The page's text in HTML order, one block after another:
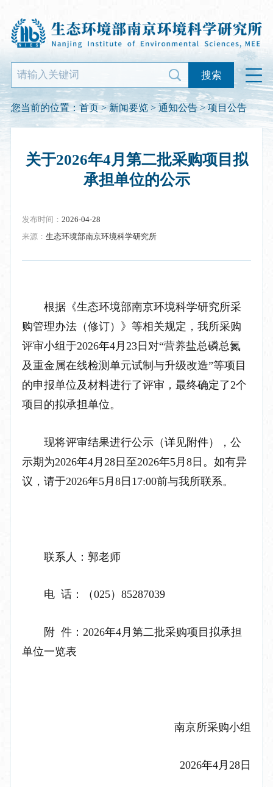
搜索
您当前的位置： 首页>新闻要览>通知公告>项目公告
关于2026年4月第二批采购项目拟
承担单位的公示
发布时间： 2026-04-28
来源： 生态环境部南京环境科学研究所
根据《生态环境部南京环境科学研究所采
购管理办法（修订）》等相关规定，我所采购
评审小组于2026年4月 23日对“营养盐总磷总氮
及重金属在线检测单元试制与升级改造”等项目
的申报单位及材料进行了评审，最终确定了2个
项目的拟承担单位。
现将评审结果进行公示（详见附件），公
示期为2026年4月 28日至2026年5月 8日。如有异
议，请于2026年5月 8日 17:00前与我所联系。
联系人：郭老师
电 话：（025） 85287039
附 件： 2026年4月第二批采购项目拟承担
单位一览表
南京所采购小组
2026年4 月 28日